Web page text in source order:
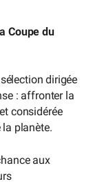
Coupe du
dirigée
: affronter la
considérée
la planète.
aux